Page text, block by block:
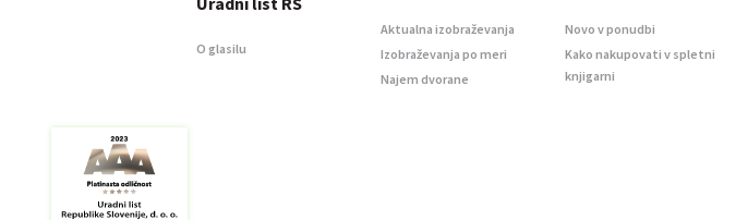
O glasilu
Aktualna izobraževanja
Izobraževanja po meri
Najem dvorane
Novo v ponudbi
Kako nakupovati v spletni
knjigarni